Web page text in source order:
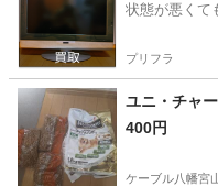
状態が悪くて
プリフラ
ユニ・チャ
400円
ケーブル八幡宮